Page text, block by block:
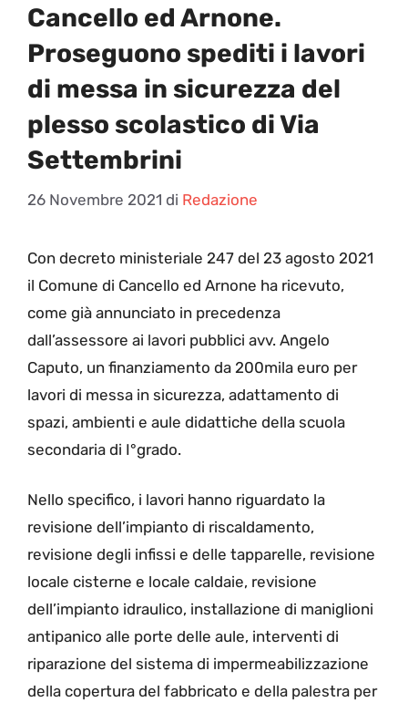
Cancello ed Arnone.
Proseguono spediti i lavori
di messa in sicurezza del
plesso scolastico di Via
Settembrini
26 Novembre 2021 di Redazione
Con decreto ministeriale 247 del 23 agosto 2021
il Comune di Cancello ed Arnone ha ricevuto,
come già annunciato in precedenza
dall’assessore ai lavori pubblici avv. Angelo
Caputo, un finanziamento da 200mila euro per
lavori di messa in sicurezza, adattamento di
spazi, ambienti e aule didattiche della scuola
secondaria di I°grado.
Nello specifico, i lavori hanno riguardato la
revisione dell’impianto di riscaldamento,
revisione degli infissi e delle tapparelle, revisione
locale cisterne e locale caldaie, revisione
dell’impianto idraulico, installazione di maniglioni
antipanico alle porte delle aule, interventi di
riparazione del sistema di impermeabilizzazione
della copertura del fabbricato e della palestra per